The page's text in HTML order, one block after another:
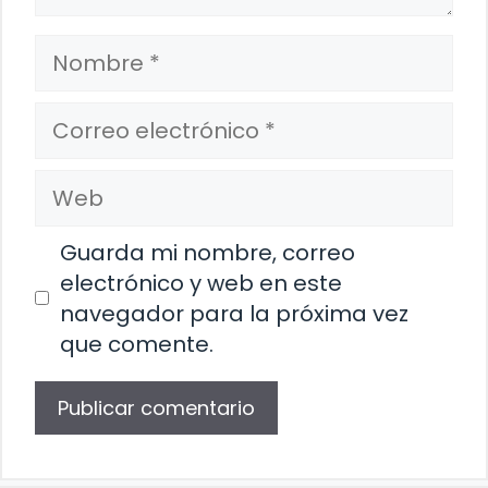
Nombre
Correo
electrónico
Web
Guarda mi nombre, correo
electrónico y web en este
navegador para la próxima vez
que comente.